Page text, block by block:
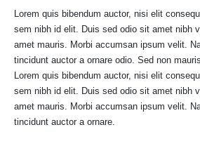
Lorem quis bibendum auctor, nisi elit
sem nibh id elit. Duis sed odio sit amet nibh
amet mauris. Morbi accumsan ipsum velit.
tincidunt auctor a ornare odio. Sed non
Lorem quis bibendum auctor, nisi elit
sem nibh id elit. Duis sed odio sit amet nibh
amet mauris. Morbi accumsan ipsum velit.
tincidunt auctor a ornare.